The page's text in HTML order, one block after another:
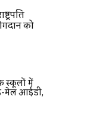
को
स्कूलाें में
ई-मेल आईडी,